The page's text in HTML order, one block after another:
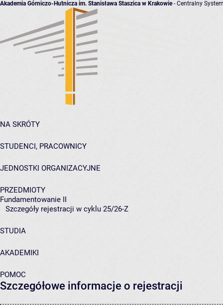
Akademia Górniczo-Hutnicza im. Stanisława Staszica w Krakowie- Centralny
NA SKRÓTY
STUDENCI, PRACOWNICY
JEDNOSTKI ORGANIZACYJNE
PRZEDMIOTY
Fundamentowanie II
Szczegóły rejestracji w cyklu 25/26-Z
STUDIA
AKADEMIKI
POMOC
Szczegółowe informacje o rejestracji